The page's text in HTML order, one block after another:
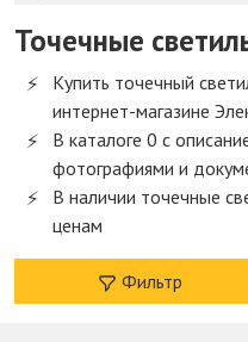
Точечные
Купить точечный
интернет-магазине
В каталоге 0 с
фотографиями и
В наличии точечные
ценам
Фильтр